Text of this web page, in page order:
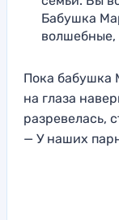
Бабушка
волшебные,
Пока бабушка
на глаза
разревелась,
— У наших